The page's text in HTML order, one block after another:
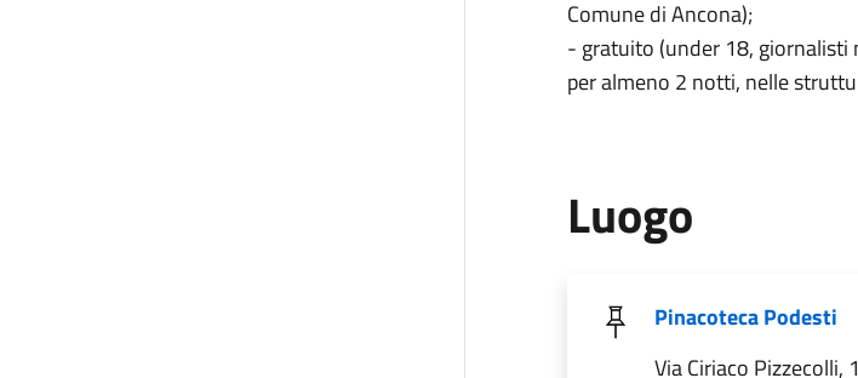
Comune di Ancona);
- gratuito (under 18, giornalisti
per almeno 2 notti, nelle
Luogo
Pinacoteca Podesti
Via Ciriaco Pizzecolli,